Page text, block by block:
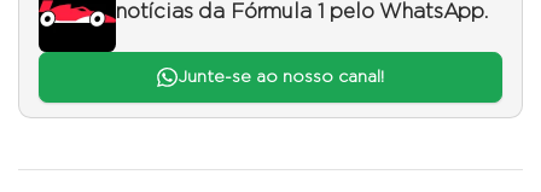
notícias da Fórmula 1 pelo WhatsApp.
Junte-se ao nosso canal!